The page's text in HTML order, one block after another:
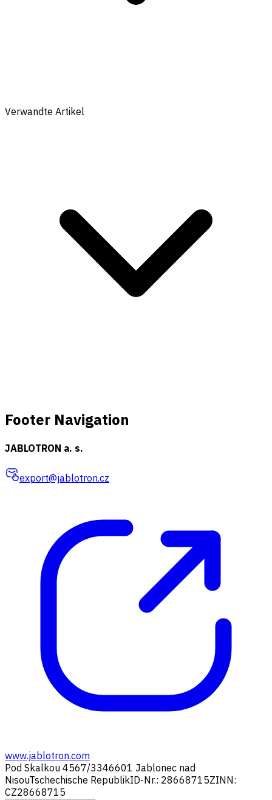
Verwandte Artikel
Footer Navigation
JABLOTRON a. s.
export@jablotron.cz
www.jablotron.com
Pod Skalkou 4567/3346601 Jablonec nad
NisouTschechische RepublikID-Nr.: 28668715ZINN:
CZ28668715